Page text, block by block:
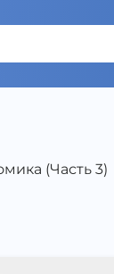
(Часть 3)